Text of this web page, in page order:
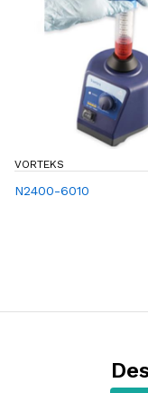
VORTEKS
N2400-6010